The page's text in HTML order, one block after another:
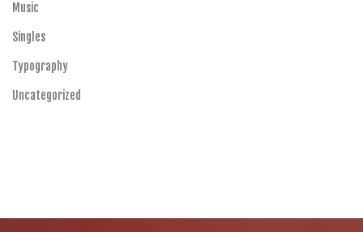
Music
Singles
Typography
Uncategorized